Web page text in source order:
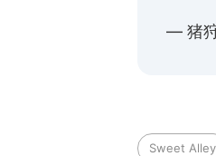
— 猪
Sweet Alley